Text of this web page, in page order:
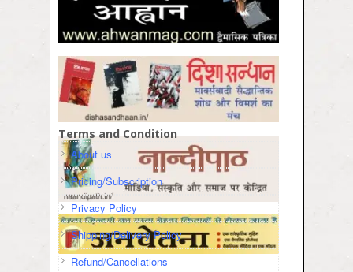
Terms and Condition
About us
Pricing/Subscription
Privacy Policy
Shipping/Delivery Policy
Refund/Cancellations